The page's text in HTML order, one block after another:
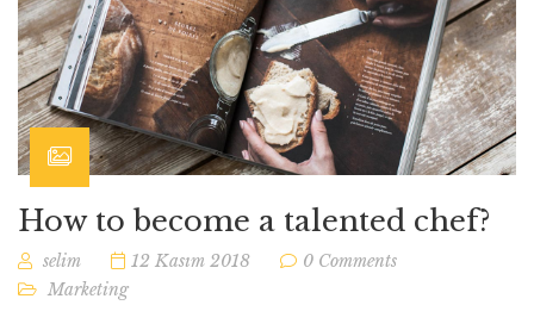
How to become a talented chef?
selim 12 Kasım 2018
0 Comments
Marketing